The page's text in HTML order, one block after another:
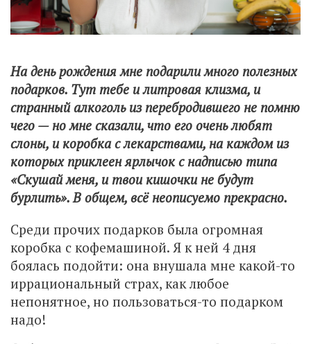
На день рождения мне подарили много полезных
подарков. Тут тебе и литровая клизма, и
странный алкоголь из перебродившего не помню
чего — но мне сказали, что его очень любят
слоны, и коробка с лекарствами, на каждом из
которых приклеен ярлычок с надписью типа
«Скушай меня, и твои кишочки не будут
бурлить». В общем, всё неописуемо прекрасно.
Среди прочих подарков была огромная
коробка с кофемашиной. Я к ней 4 дня
боялась подойти: она внушала мне какой-то
иррациональный страх, как любое
непонятное, но пользоваться-то подарком
надо!